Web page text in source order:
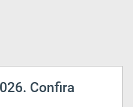
Confira